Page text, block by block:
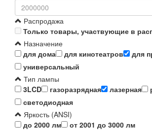
Распродажа
Только товары, участвующие в
Назначение
для дома
для кинотеатров
для
универсальный
Тип лампы
3LCD
газоразрядная лазерная
светодиодная
Яркость (ANSI)
до 2000 лм
от 2001 до 3000 лм